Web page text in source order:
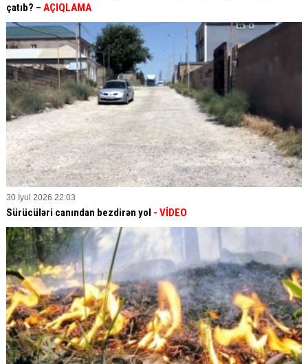
çatıb? – AÇIQLAMA
30 İyul 2026 22:03
Sürücüləri canından bezdirən yol - VİDEO